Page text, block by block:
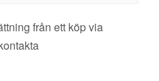
från ett köp via